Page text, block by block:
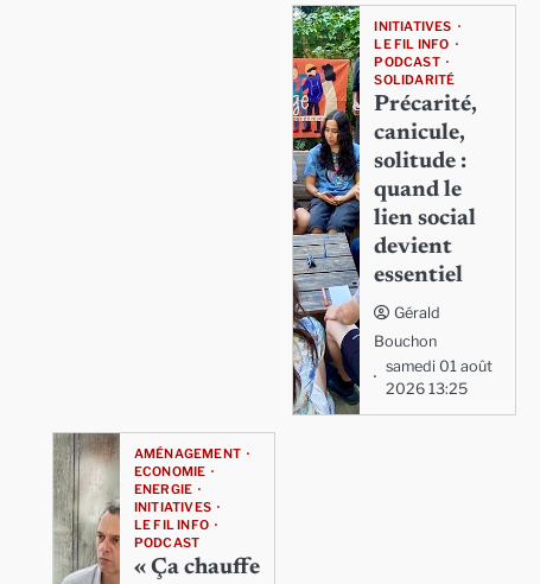
INITIATIVES
LE FIL INFO
PODCAST
SOLIDARITÉ
Précarité,
canicule,
solitude :
quand le
lien social
devient
essentiel
Gérald
Bouchon
samedi 01 août
2026 13:25
AMÉNAGEMENT
ECONOMIE
ENERGIE
INITIATIVES
LE FIL INFO
PODCAST
« Ça chauffe